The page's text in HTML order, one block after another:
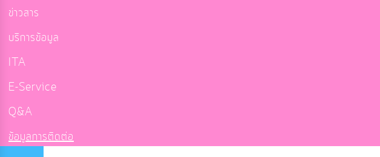
ข่าวสาร
บริการข้อมูล
ITA
E-Service
Q&A
ข้อมูลการติดต่อ